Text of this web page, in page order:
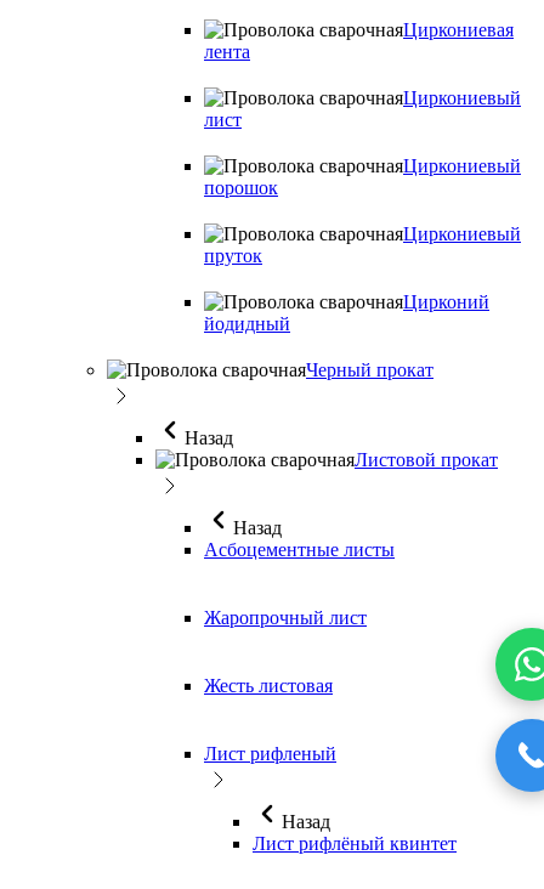
Циркониевая
лента
Циркониевый
лист
Циркониевый
порошок
Циркониевый
пруток
Цирконий
йодидный
Черный прокат
Назад
Листовой прокат
Назад
Асбоцементные листы
Жаропрочный лист
Жесть листовая
Лист рифленый
Назад
Лист рифлёный квинтет